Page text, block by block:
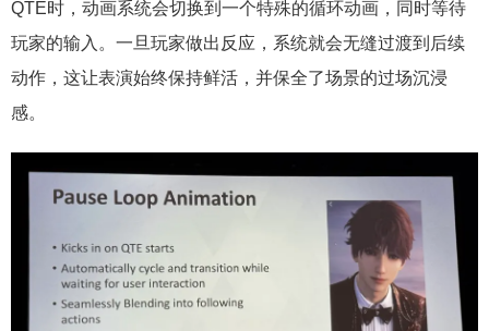
QTE时，动画系统会切换到一个特殊的循环动画，同时等待
玩家的输入。一旦玩家做出反应，系统就会无缝过渡到后续
动作，这让表演始终保持鲜活，并保全了场景的过场沉浸
感。